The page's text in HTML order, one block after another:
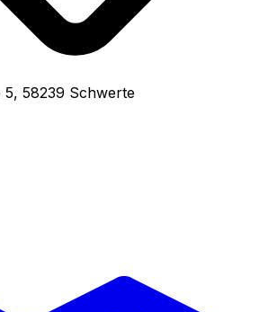
5, 58239 Schwerte